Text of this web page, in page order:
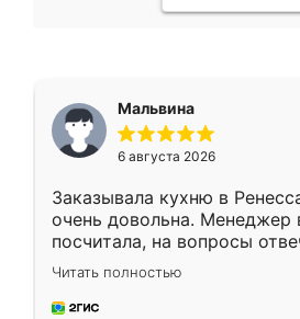
Мальвина
6 августа 2026
Заказывала кухню в
очень довольна. Менеджер
посчитала, на вопросы
Замерщик приехал в
делу со всей
за день, ребята работали
Читать полностью